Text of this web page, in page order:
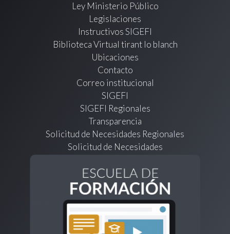
Ley Ministerio Público
Legislaciones
Instructivos SIGEFI
Biblioteca Virtual tirant lo blanch
Ubicaciones
Contacto
Correo institucional
SIGEFI
SIGEFI Regionales
Transparencia
Solicitud de Necesidades Regionales
Solicitud de Necesidades